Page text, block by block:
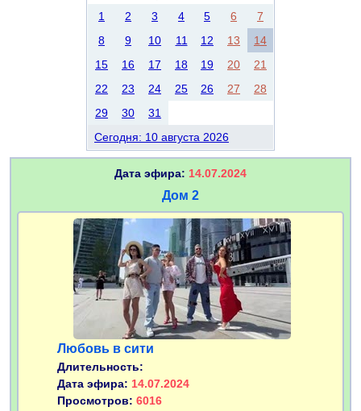
1
2 3 4 5 6
7
8
9 10 11 12 13
14
15
16 17 18 19 20
21
22
23 24 25 26 27
28
29
30
31
Сегодня: 10 августа 2026
Дата эфира: 14.07.2024
Дом 2
Любовь в сити
Длительность:
Дата эфира: 14.07.2024
Просмотров: 6016